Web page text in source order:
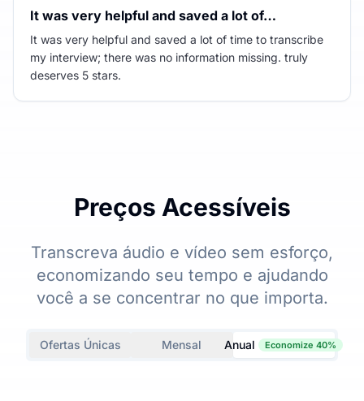
It was very helpful and saved a lot of…
It was very helpful and saved a lot of time to transcribe
my interview; there was no information missing. truly
deserves 5 stars.
Preços Acessíveis
Transcreva áudio e vídeo sem esforço,
economizando seu tempo e ajudando
você a se concentrar no que importa.
Ofertas Únicas Mensal Anual Economize 40%